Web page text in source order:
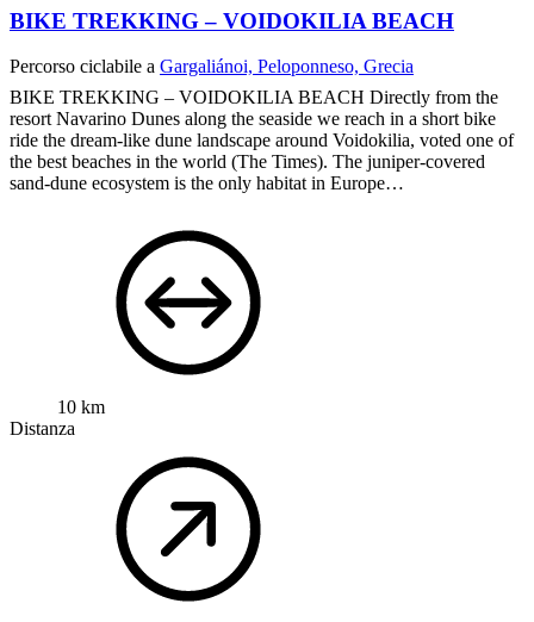
BIKE TREKKING – VOIDOKILIA BEACH
Percorso ciclabile a Gargaliánoi, Peloponneso, Grecia
BIKE TREKKING – VOIDOKILIA BEACH Directly from the
resort Navarino Dunes along the seaside we reach in a short bike
ride the dream-like dune landscape around Voidokilia, voted one of
the best beaches in the world (The Times). The juniper-covered
sand-dune ecosystem is the only habitat in Europe…
10 km
Distanza